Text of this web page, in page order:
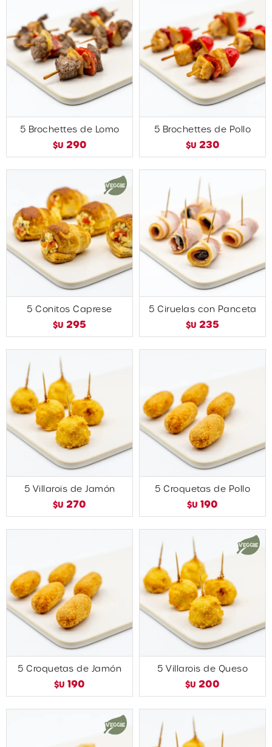
5 Brochettes de Lomo
$U 290
5 Brochettes de Pollo
$U 230
5 Conitos Caprese
$U 295
5 Ciruelas con Panceta
$U 235
5 Villarois de Jamón
$U 270
5 Croquetas de Pollo
$U 190
5 Croquetas de Jamón
$U 190
5 Villarois de Queso
$U 200